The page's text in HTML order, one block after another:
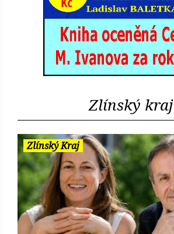
Zlínský kraj
Zlínský Kraj